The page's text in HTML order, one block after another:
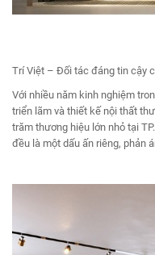
Trí Việt – Đối tác đáng tin cậy
Với nhiều năm kinh nghiệm
triển lãm và thiết kế nội thất
trăm thương hiệu lớn nhỏ tại
đều là một dấu ấn riêng, phản